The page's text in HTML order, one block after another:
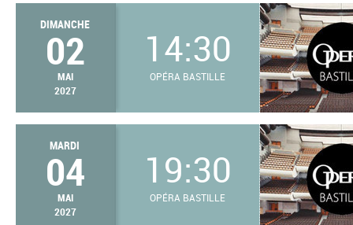
DIMANCHE
02
MAI
2027
14:30
OPÉRA BASTILLE
MARDI
04
MAI
2027
19:30
OPÉRA BASTILLE